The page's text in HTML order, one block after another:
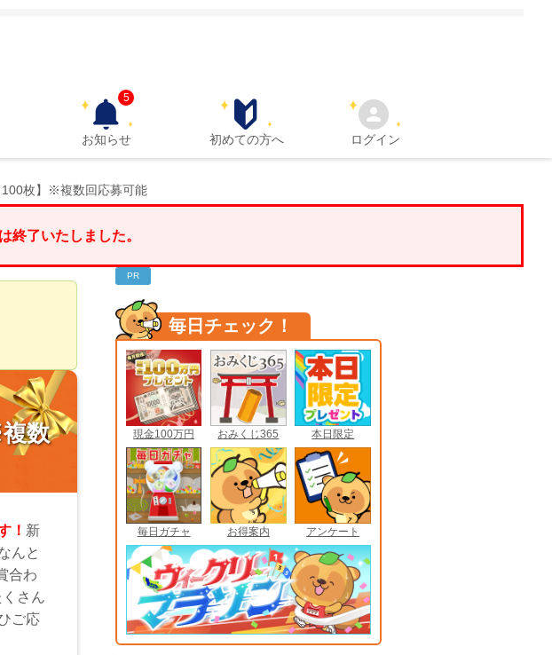
お知らせ
5
初めての方へ ログイン
枚】※複数回応募可能
終了いたしました。
数
！ 新
んと
合わ
さん
ご応
PR
毎日チェック！
現金100万円 おみくじ365 本日限定
毎日ガチャ お得案内 アンケート